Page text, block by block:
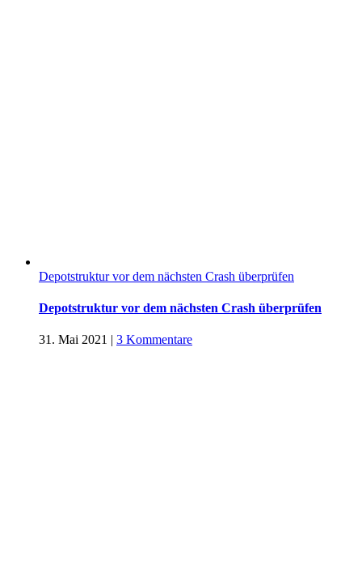
Depotstruktur vor dem nächsten Crash überprüfen
Depotstruktur vor dem nächsten Crash überprüfen
31. Mai 2021 | 3 Kommentare